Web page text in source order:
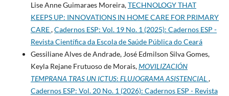
Lise Anne Guimaraes Moreira,TECHNOLOGY THAT
KEEPS UP: INNOVATIONS IN HOME CARE FOR PRIMARY
CARE,Cadernos ESP: Vol. 19 No. 1 (2025): Cadernos ESP -
Revista Cientí­fica da Escola de Saúde Pública do Ceará
Gessiliane Alves de Andrade, José Edmilson Silva Gomes,
Keyla Rejane Frutuoso de Morais,MOVILIZACIÓN
TEMPRANA TRAS UN ICTUS: FLUJOGRAMA ASISTENCIAL ,
Cadernos ESP: Vol. 20 No. 1 (2026): Cadernos ESP - Revista